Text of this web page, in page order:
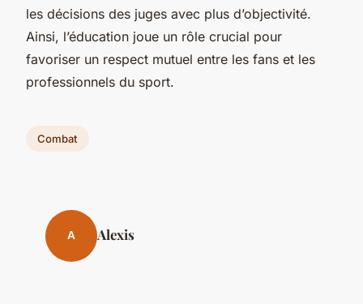
les décisions des juges avec plus d’objectivité.
Ainsi, l’éducation joue un rôle crucial pour
favoriser un respect mutuel entre les fans et les
professionnels du sport.
Combat
A Alexis